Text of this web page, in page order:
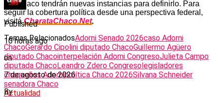
del Chaco tendrán nuevas instancias para definirlo. Para
seguir la cobertura política desde una perspectiva federal,
visitáCharataChaco.Net.
Temas RelacionadosAdorni Senado 2026caso Adorni
ChacoGerardo Cipolini diputado ChacoGuillermo Agüero
diputado Chacointerpelación Adorni CongresoJulieta Campo
diputada ChacoLeandro Zdero Congreso legisladores
chaqueños Adornipolítica Chaco 2026Silvana Schneider
senadora Chaco
Actualidad
Published
10 horas ago
on
7 de agosto de 2026
By